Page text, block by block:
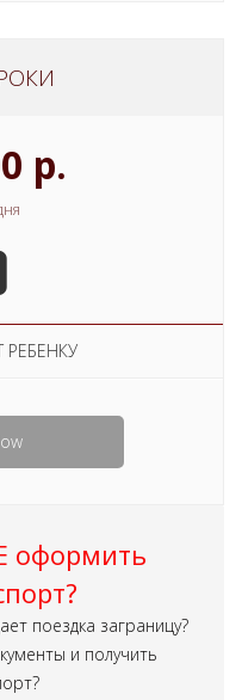
р.
РЕБЕНКУ
оформить
поездка заграницу?
и получить